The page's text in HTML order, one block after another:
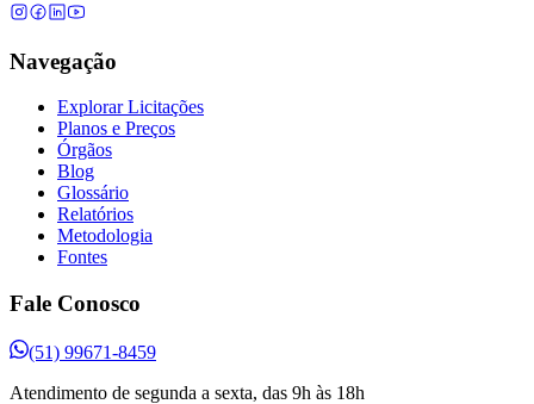
Navegação
Explorar Licitações
Planos e Preços
Órgãos
Blog
Glossário
Relatórios
Metodologia
Fontes
Fale Conosco
(51) 99671-8459
Atendimento de segunda a sexta, das 9h às 18h